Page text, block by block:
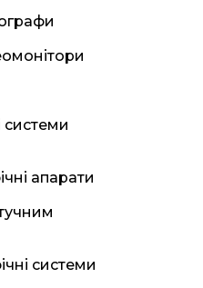
системи
апарати
системи